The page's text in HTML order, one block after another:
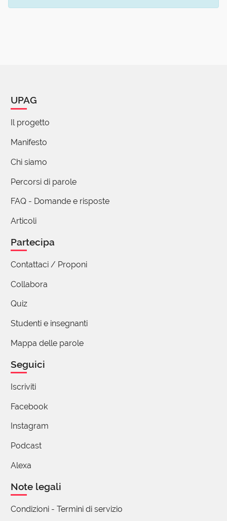
UPAG
Il progetto
Manifesto
Chi siamo
Percorsi di parole
FAQ - Domande e risposte
Articoli
Partecipa
Contattaci / Proponi
Collabora
Quiz
Studenti e insegnanti
Mappa delle parole
Seguici
Iscriviti
Facebook
Instagram
Podcast
Alexa
Note legali
Condizioni - Termini di servizio